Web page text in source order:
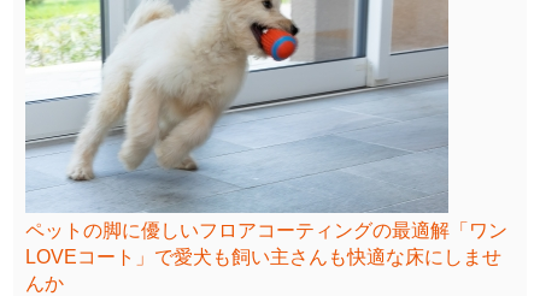
ペットの脚に優しいフロアコーティングの最適解「ワン
LOVEコート」で愛犬も飼い主さんも快適な床にしませ
んか